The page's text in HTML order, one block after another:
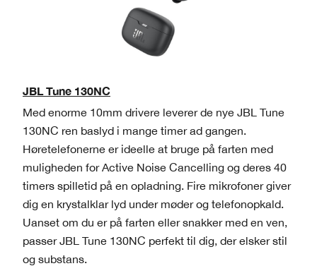
JBL Tune 130NC
Med enorme 10mm drivere leverer de nye JBL Tune
130NC ren baslyd i mange timer ad gangen.
Høretelefonerne er ideelle at bruge på farten med
muligheden for Active Noise Cancelling og deres 40
timers spilletid på en opladning. Fire mikrofoner giver
dig en krystalklar lyd under møder og telefonopkald.
Uanset om du er på farten eller snakker med en ven,
passer JBL Tune 130NC perfekt til dig, der elsker stil
og substans.